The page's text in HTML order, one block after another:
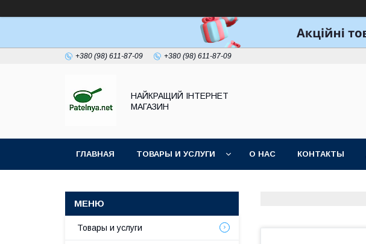
+380 (98) 611-87-09 +380 (98) 611-87-09
НАЙКРАЩИЙ ІНТЕРНЕТ
МАГАЗИН
ГЛАВНАЯ ТОВАРЫ И УСЛУГИ О НАС КОНТАКТЫ
Товары и услуги